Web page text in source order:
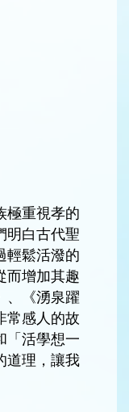
極重視孝的
明白古代聖
輕鬆活潑的
而增加其趣
、《湧泉躍
感人的故
「活學想一
道理，讓我